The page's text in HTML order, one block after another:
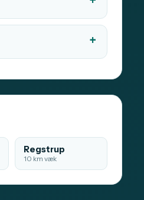
Regstrup
10 km væk